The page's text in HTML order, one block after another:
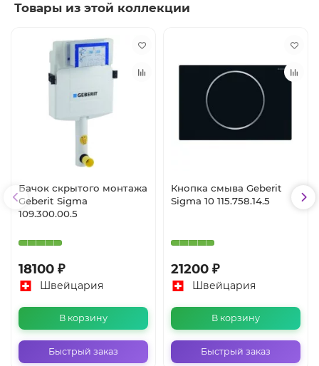
Товары из этой коллекции
Бачок скрытого монтажа
Geberit Sigma
109.300.00.5
18100 ₽
Швейцария
В корзину
Быстрый заказ
Кнопка смыва Geberit
Sigma 10 115.758.14.5
21200 ₽
Швейцария
В корзину
Быстрый заказ